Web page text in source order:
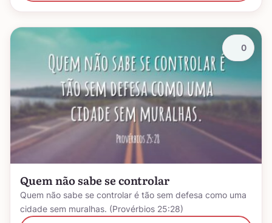
Quem não sabe se controlar
Quem não sabe se controlar é tão sem defesa como uma
cidade sem muralhas. (Provérbios 25:28)
0